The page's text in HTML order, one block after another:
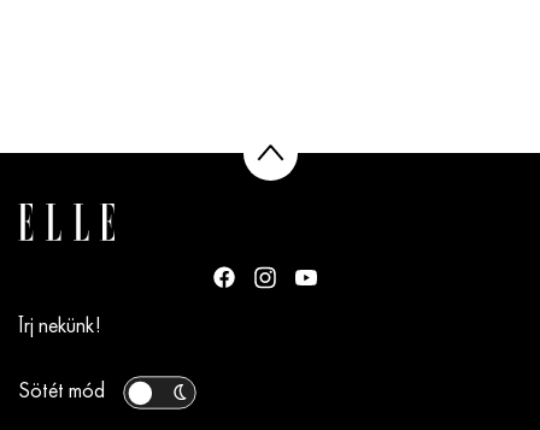
Írj nekünk!
Sötét mód